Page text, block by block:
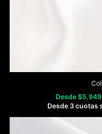
Desde$5,949
Desde 3 cuotas